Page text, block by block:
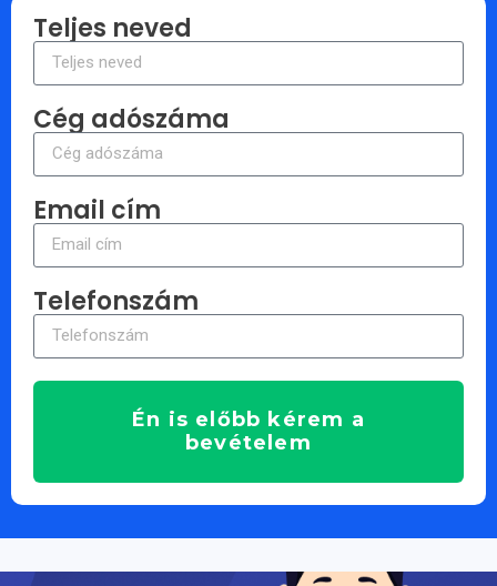
Teljes neved
Cég adószáma
Email cím
Telefonszám
Én is előbb kérem a
bevételem